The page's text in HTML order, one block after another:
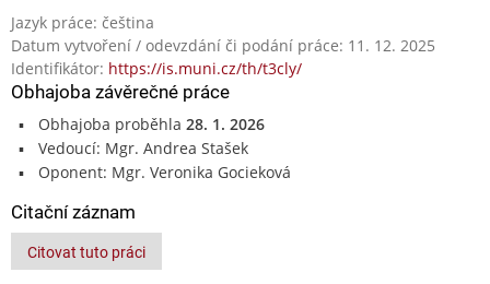
Jazyk práce: čeština
Datum vytvoření / odevzdání či podání práce: 11. 12. 2025
Identifikátor: https://is.muni.cz/th/t3cly/
Obhajoba závěrečné práce
Obhajoba proběhla 28. 1. 2026
Vedoucí: Mgr. Andrea Stašek
Oponent: Mgr. Veronika Gocieková
Citační záznam
Citovat tuto práci